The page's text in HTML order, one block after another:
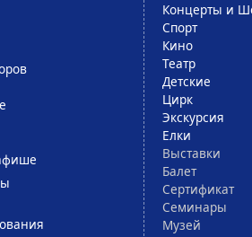
Концерты и
Спорт
Кино
Театр
Детские
Цирк
Экскурсия
Елки
Выставки
Балет
Сертификат
Семинары
Музей